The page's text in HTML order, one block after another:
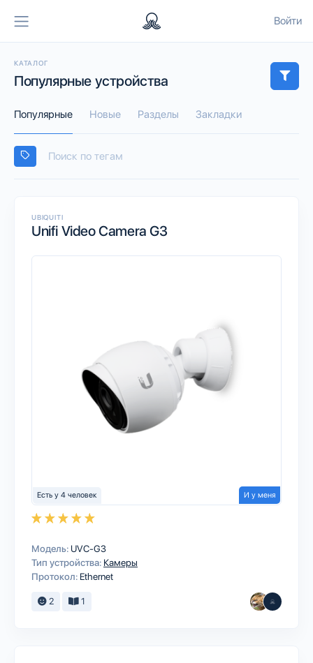
Войти
КАТАЛОГ
Популярные устройства
Популярные Новые Разделы Закладки
UBIQUITI
Unifi Video Camera G3
Есть у 4 человек И у меня
Модель: UVC‑G3
Тип устройства: Камеры
Протокол: Ethernet
2 1